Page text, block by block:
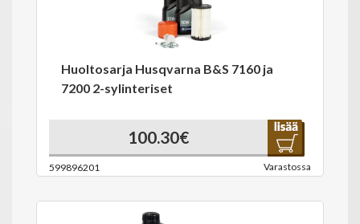
Huoltosarja Husqvarna B&S 7160 ja
7200 2-sylinteriset
100.30€
599896201 Varastossa